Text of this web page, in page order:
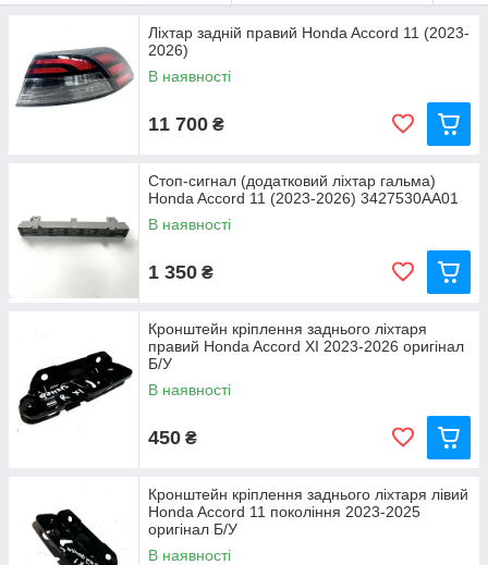
Ліхтар задній правий Honda Accord 11 (2023-
2026)
В наявності
11 700 ₴
Стоп-сигнал (додатковий ліхтар гальма)
Honda Accord 11 (2023-2026) 3427530AA01
В наявності
1 350 ₴
Кронштейн кріплення заднього ліхтаря
правий Honda Accord XI 2023-2026 оригінал
Б/У
В наявності
450 ₴
Кронштейн кріплення заднього ліхтаря лівий
Honda Accord 11 покоління 2023-2025
оригінал Б/У
В наявності